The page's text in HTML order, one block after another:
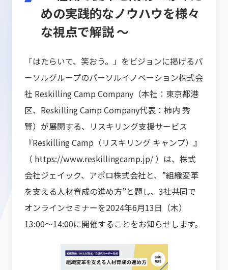
めの実践的なノウハウを様々
な視点で解説 ～
「はたらいて、笑おう。」をビジョンに掲げるパ
ーソルグループのパーソルイノベーション株式会
社 Reskilling Camp Company（本社：東京都港
区、Reskilling Camp Company代表：柿内 秀
賢）が展開する、リスキリング支援サービス
『Reskilling Camp（リスキリング キャンプ）』
（ https://www.reskillingcamp.jp/ ）は、株式
会社ジェイック、アポロ株式会社と、”組織変革
を支える人材育成の進め方”と題し、3社共同で
オンラインセミナーを2024年6月13日（木）
13:00～14:00に開催することをお知らせします。